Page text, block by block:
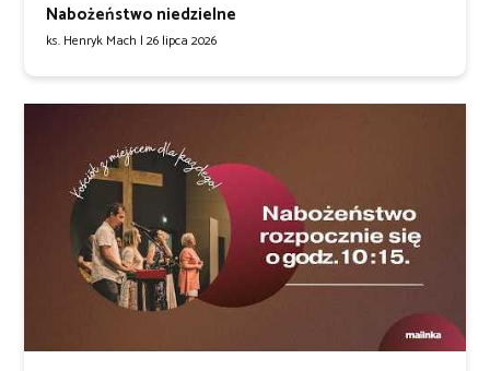
Nabożeństwo niedzielne
ks. Henryk Mach | 26 lipca 2026